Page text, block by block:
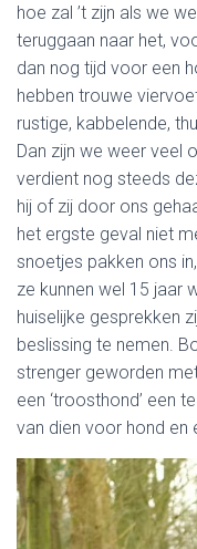
hoe zal ’t zijn als we
teruggaan naar het,
dan nog tijd voor een
hebben trouwe
rustige, kabbelende,
Dan zijn we weer veel
verdient nog steeds
hij of zij door ons
het ergste geval niet
snoetjes pakken ons
ze kunnen wel 15 jaar
huiselijke gesprekken
beslissing te nemen.
strenger geworden
een ‘troosthond’ een
van dien voor hond en